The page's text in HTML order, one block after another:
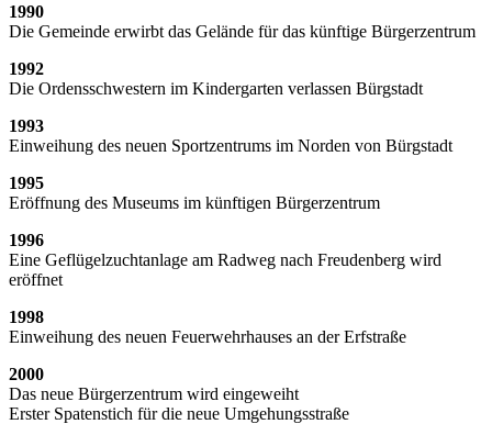
1990
Die Gemeinde erwirbt das Gelände für das künftige Bürgerzentrum
1992
Die Ordensschwestern im Kindergarten verlassen Bürgstadt
1993
Einweihung des neuen Sportzentrums im Norden von Bürgstadt
1995
Eröffnung des Museums im künftigen Bürgerzentrum
1996
Eine Geflügelzuchtanlage am Radweg nach Freudenberg wird
eröffnet
1998
Einweihung des neuen Feuerwehrhauses an der Erfstraße
2000
Das neue Bürgerzentrum wird eingeweiht
Erster Spatenstich für die neue Umgehungsstraße